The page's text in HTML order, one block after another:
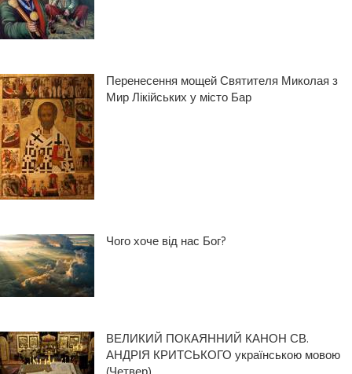
Перенесення мощей Святителя Миколая з
Мир Лікійських у місто Бар
Чого хоче від нас Бог?
ВЕЛИКИЙ ПОКАЯННИЙ КАНОН СВ.
АНДРІЯ КРИТСЬКОГО українською мовою